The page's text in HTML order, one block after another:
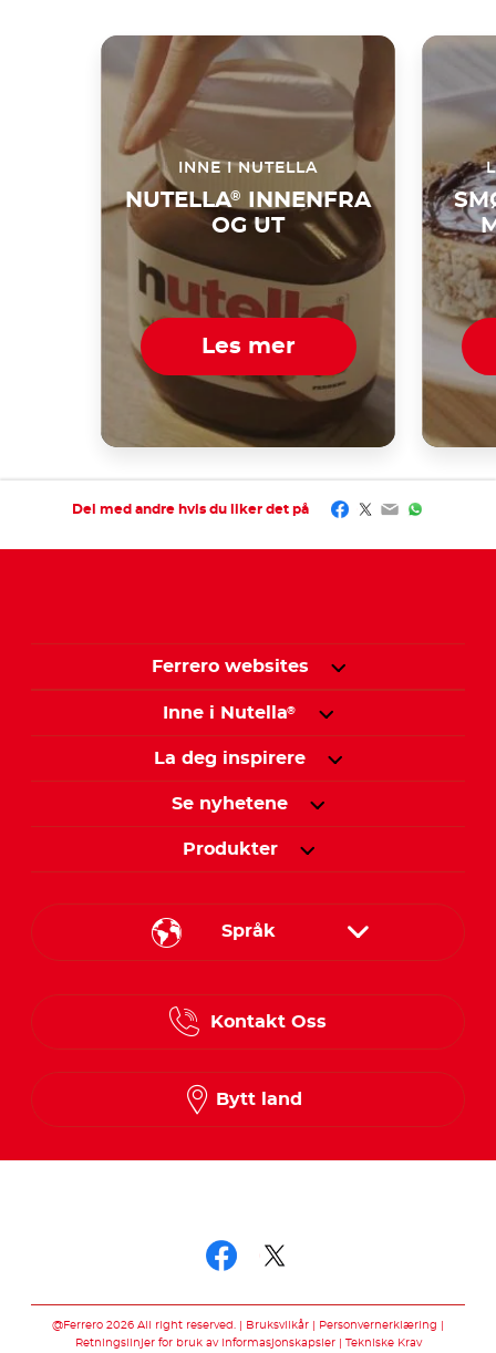
INNE I NUTELLA
NUTELLA®
INNENFRA
OG UT
Les mer
Del med andre hvis du liker det på Facebook
Twitter
Email
Ferrero websites
Inne i Nutella®
La deg inspirere
Se nyhetene
Produkter
Språk
Danish
Norwegian
Kontakt Oss
Bytt land
@Ferrero 2026 All right reserved. Bruksvilkår
Personvernerklæring
Retningslinjer for bruk av informasjonskapsler
Tekniske Krav